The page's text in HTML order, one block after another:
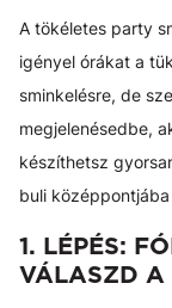
A tökéletes party
igényel órákat a
sminkelésre, de
megjelenésedbe,
készíthetsz
buli középpontjába
1. LÉPÉS:
VÁLASZD A